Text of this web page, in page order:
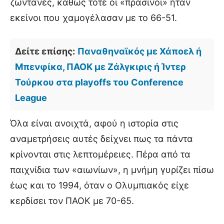
ζωντανές, καθώς τότε οι «πράσινοι» ήταν
εκείνοι που χαμογέλασαν με το 66-51.
Δείτε επίσης: Παναθηναϊκός με Χάποελ ή
Μπενφίκα, ΠΑΟΚ με Ζάλγκιρις ή Ίντερ
Τούρκου στα playoffs του Conference
League
Όλα είναι ανοιχτά, αφού η ιστορία στις
αναμετρήσεις αυτές δείχνει πως τα πάντα
κρίνονται στις λεπτομέρειες. Πέρα από τα
παιχνίδια των «αιωνίων», η μνήμη γυρίζει πίσω
έως και το 1994, όταν ο Ολυμπιακός είχε
κερδίσει τον ΠΑΟΚ με 70-65.